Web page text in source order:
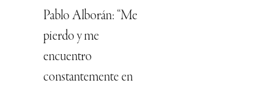
Pablo Alborán: “Me
pierdo y me
encuentro
constantemente en